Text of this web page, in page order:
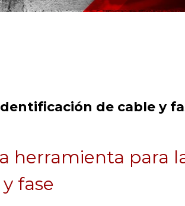
de cable y
herramienta para
fase